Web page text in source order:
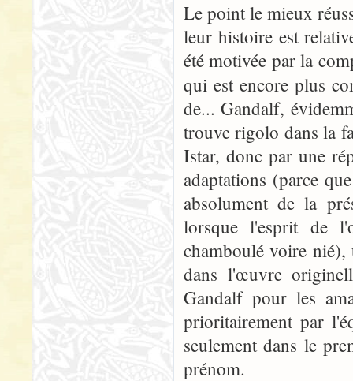
Le point le mieux
leur histoire est
été motivée par la
qui est encore plus
de... Gandalf,
trouve rigolo dans la
Istar, donc par une
adaptations (parce
absolument de la
lorsque l'esprit de
chamboulé voire nié),
dans l'œuvre
Gandalf pour les
prioritairement par
seulement dans le
prénom.